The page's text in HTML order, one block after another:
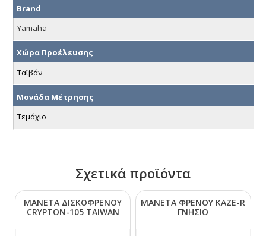
Brand
Yamaha
Χώρα Προέλευσης
Ταϊβάν
Μονάδα Μέτρησης
Τεμάχιο
Σχετικά προϊόντα
ΜΑΝΕΤΑ ΔΙΣΚΟΦΡΕΝΟΥ
CRΥΡΤΟΝ-105 ΤΑΙWΑΝ
ΜΑΝΕΤΑ ΦΡΕΝΟΥ ΚΑΖΕ-R
ΓΝΗΣΙΟ